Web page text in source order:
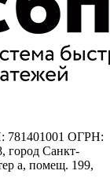
781401001 ОГРН:
город Санкт-
а, помещ. 199,